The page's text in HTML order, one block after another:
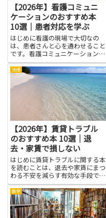
【2026年】看護コミュニ
ケーションのおすすめ本
10選｜患者対応を学ぶ
はじめに看護の現場で大切なの
は、患者さんと心を通わせること
です。看護コミュニケーションを
学ぶ本は、面と向かって話すとき
の伝え方だけでなく、相手の気持
ちを理解する力をそだてます。言
葉の選び方や表情の読み取り、適
切なタイミングでの質問のしかた
法律
【2026年】賃貸トラブル
のおすすめ本 10選｜退
去・家賃で損しない
はじめに賃貸トラブルに関する本
を読むことは、退去や家賃にまつ
わる不安を減らす有効な手段で
す。基本的な法律知識や契約書の
見方、実際のトラブル事例と対応
のプロセスを学べば、冷静に対処
できる可能性が高まります。早め
に知識を持つことで、無駄な支出
数学